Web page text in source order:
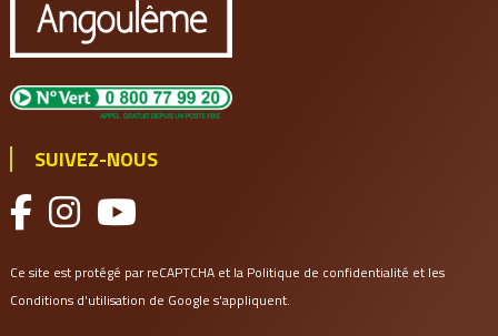
SUIVEZ-NOUS
Ce site est protégé par reCAPTCHA et la Politique de confidentialité et les
Conditions d'utilisation de Google s'appliquent.